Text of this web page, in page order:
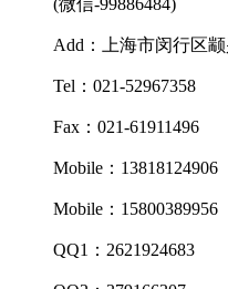
(微信-99886484)
Add：上海市闵行区
Tel：021-52967358
Fax：021-61911496
Mobile：13818124906
Mobile：15800389956
QQ1：2621924683